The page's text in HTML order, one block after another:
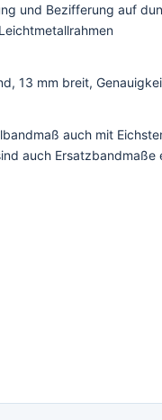
und Bezifferung auf
13 mm breit,
auch mit
auch Ersatzbandmaße